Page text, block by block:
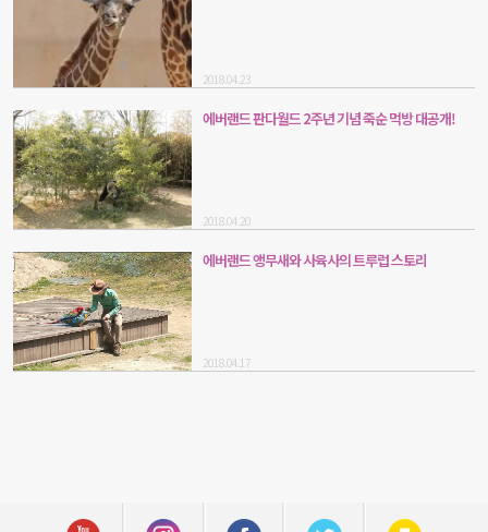
2018.04.23
에버랜드 판다월드 2주년 기념 죽순 먹방 대공개!
2018.04.20
에버랜드 앵무새와 사육사의 트루럽 스토리
2018.04.17